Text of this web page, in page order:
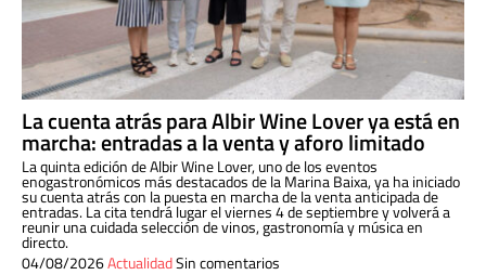
La cuenta atrás para Albir Wine Lover ya está en
marcha: entradas a la venta y aforo limitado
La quinta edición de Albir Wine Lover, uno de los eventos
enogastronómicos más destacados de la Marina Baixa, ya ha iniciado
su cuenta atrás con la puesta en marcha de la venta anticipada de
entradas. La cita tendrá lugar el viernes 4 de septiembre y volverá a
reunir una cuidada selección de vinos, gastronomía y música en
directo.
04/08/2026ActualidadSin comentarios